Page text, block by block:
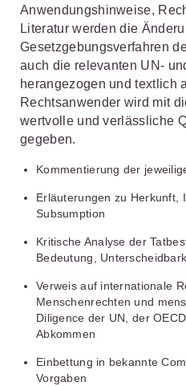
Anwendungshinweise,
Literatur werden die
Gesetzgebungsverfahren
auch die relevanten UN-
herangezogen und textlich
Rechtsanwender wird mit
wertvolle und verlässliche
gegeben.
Kommentierung der
Erläuterungen zu Herkunft,
Subsumption
Kritische Analyse der
Bedeutung,
Verweis auf internationale
Menschenrechten und
Diligence der UN, der
Abkommen
Einbettung in bekannte
Vorgaben